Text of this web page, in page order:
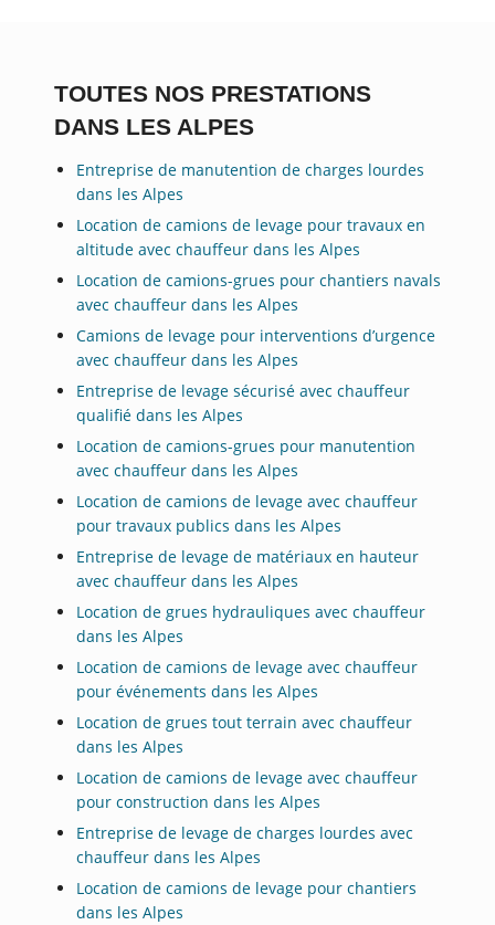
TOUTES NOS PRESTATIONS
DANS LES ALPES
Entreprise de manutention de charges lourdes
dans les Alpes
Location de camions de levage pour travaux en
altitude avec chauffeur dans les Alpes
Location de camions-grues pour chantiers navals
avec chauffeur dans les Alpes
Camions de levage pour interventions d’urgence
avec chauffeur dans les Alpes
Entreprise de levage sécurisé avec chauffeur
qualifié dans les Alpes
Location de camions-grues pour manutention
avec chauffeur dans les Alpes
Location de camions de levage avec chauffeur
pour travaux publics dans les Alpes
Entreprise de levage de matériaux en hauteur
avec chauffeur dans les Alpes
Location de grues hydrauliques avec chauffeur
dans les Alpes
Location de camions de levage avec chauffeur
pour événements dans les Alpes
Location de grues tout terrain avec chauffeur
dans les Alpes
Location de camions de levage avec chauffeur
pour construction dans les Alpes
Entreprise de levage de charges lourdes avec
chauffeur dans les Alpes
Location de camions de levage pour chantiers
dans les Alpes